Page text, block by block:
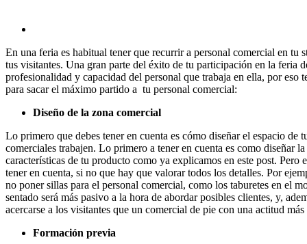
En una feria es habitual tener que recurrir a personal comercial en tu
tus visitantes. Una gran parte del éxito de tu participación en la feria
profesionalidad y capacidad del personal que trabaja en ella, por eso
para sacar el máximo partido a tu personal comercial:
Diseño de la zona comercial
Lo primero que debes tener en cuenta es cómo diseñar el espacio de
comerciales trabajen. Lo primero a tener en cuenta es como diseñar la
características de tu producto como ya explicamos en este post. Pero
tener en cuenta, si no que hay que valorar todos los detalles. Por
no poner sillas para el personal comercial, como los taburetes en el
sentado será más pasivo a la hora de abordar posibles clientes, y,
acercarse a los visitantes que un comercial de pie con una actitud
Formación previa